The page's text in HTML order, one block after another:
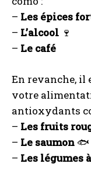
– Les épices
– L’alcool 🍷
– Le café
En revanche, il
votre
antioxydants
– Les fruits
– Le saumon 🐟
– Les légumes